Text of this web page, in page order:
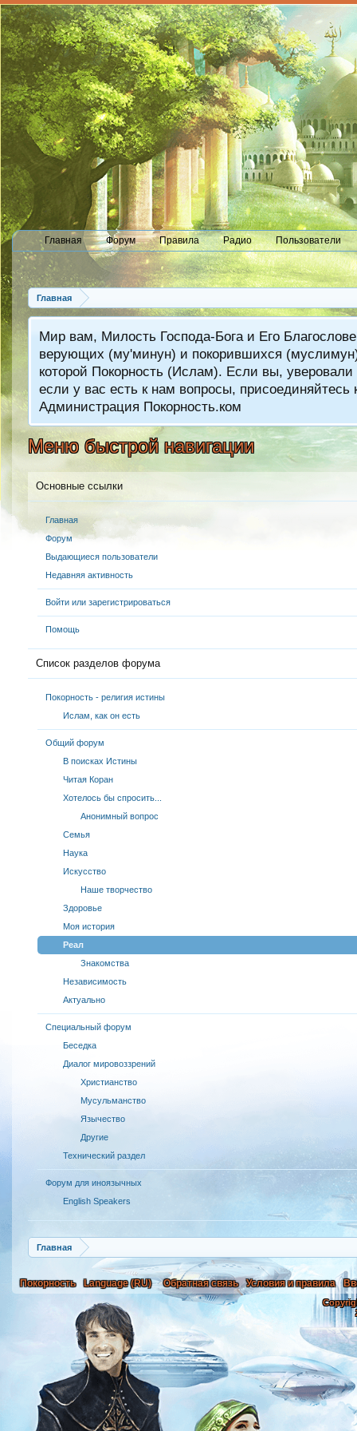
Главная Форум Правила Радио Пользователи
Главная
Мир вам, Милость Господа-Бога и Его
верующих (му'минун) и покорившихся
которой Покорность (Ислам). Если вы,
если у вас есть к нам вопросы,
Администрация Покорность.ком
Меню быстрой навигации
Основные ссылки
Главная
Форум
Выдающиеся пользователи
Недавняя активность
Войти или зарегистрироваться
Помощь
Список разделов форума
Покорность - религия истины
Ислам, как он есть
Общий форум
В поисках Истины
Читая Коран
Хотелось бы спросить...
Анонимный вопрос
Семья
Наука
Искусство
Наше творчество
Здоровье
Моя история
Реал
Знакомства
Независимость
Актуально
Специальный форум
Беседка
Диалог мировоззрений
Христианство
Мусульманство
Язычество
Другие
Технический раздел
Форум для иноязычных
English Speakers
Главная
Покорность Language (RU) Обратная связь Условия и правила